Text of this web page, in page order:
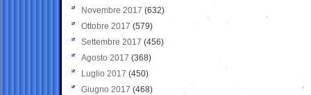
Novembre 2017 (632)
Ottobre 2017 (579)
Settembre 2017 (456)
Agosto 2017 (368)
Luglio 2017 (450)
Giugno 2017 (468)